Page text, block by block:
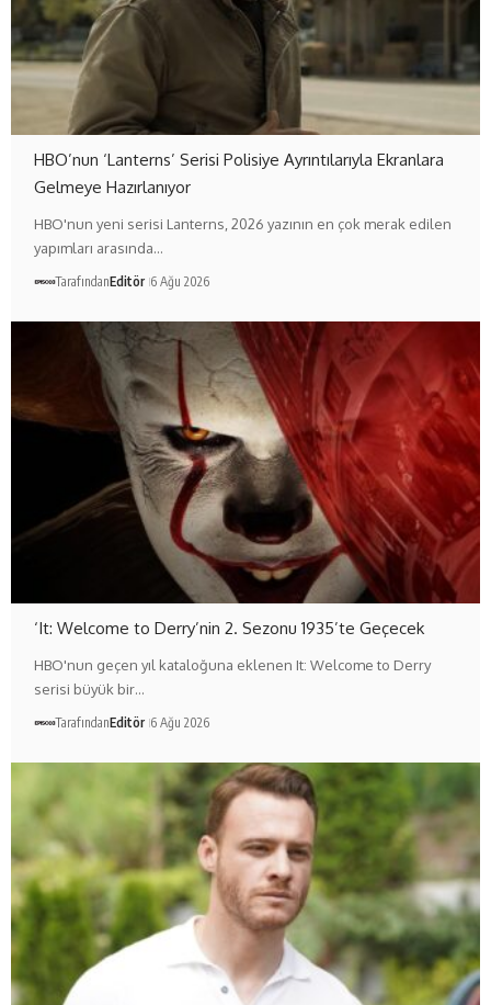
HBO’nun ‘Lanterns’ Serisi Polisiye Ayrıntılarıyla Ekranlara
Gelmeye Hazırlanıyor
HBO'nun yeni serisi Lanterns, 2026 yazının en çok merak edilen
yapımları arasında…
TarafındanEditör 6 Ağu 2026
‘It: Welcome to Derry’nin 2. Sezonu 1935’te Geçecek
HBO'nun geçen yıl kataloğuna eklenen It: Welcome to Derry
serisi büyük bir…
TarafındanEditör 6 Ağu 2026